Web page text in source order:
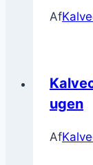
Af
ugen
Af